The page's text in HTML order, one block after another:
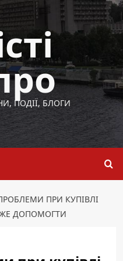
ПОДІЇ, БЛОГИ
ПРИ КУПІВЛІ
ДОПОМОГТИ